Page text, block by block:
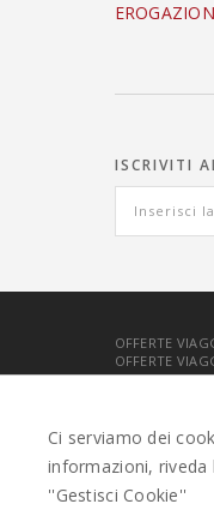
ISCRIVITI
OFFERTE
OFFERTE
Ci serviamo dei
informazioni, riveda
''Gestisci Cookie''